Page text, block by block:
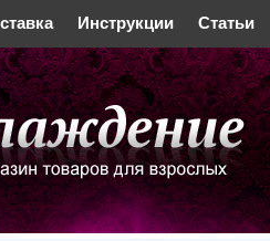
Инструкции Статьи